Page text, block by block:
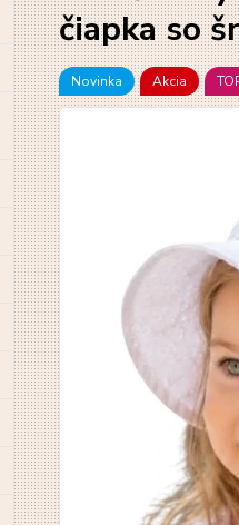
čiapka so
Novinka Akcia